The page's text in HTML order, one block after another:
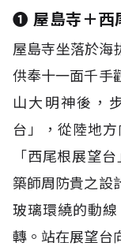
❶ 屋島寺＋西
屋島寺坐落於海
供奉十一面千手
山大明神後，
台」，從陸地
「西尾根展望
築師周防貴之設
玻璃環繞的動
轉。站在展望台